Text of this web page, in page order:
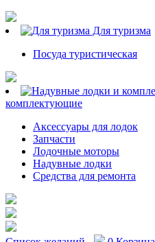
Для туризма
Посуда туристическая
комплектующие
Аксессуары для лодок
Запчасти
Лодочные моторы
Надувные лодки
Средства для ремонта